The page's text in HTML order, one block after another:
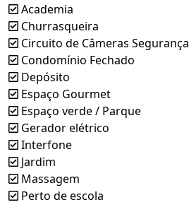
Academia
Churrasqueira
Circuito de Câmeras Segurança
Condomínio Fechado
Depósito
Espaço Gourmet
Espaço verde / Parque
Gerador elétrico
Interfone
Jardim
Massagem
Perto de escola